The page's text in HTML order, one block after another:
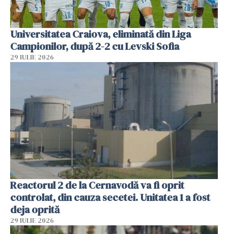
Universitatea Craiova, eliminată din Liga
Campionilor, după 2-2 cu Levski Sofia
29 IULIE 2026
Reactorul 2 de la Cernavodă va fi oprit
controlat, din cauza secetei. Unitatea 1 a fost
deja oprită
29 IULIE 2026